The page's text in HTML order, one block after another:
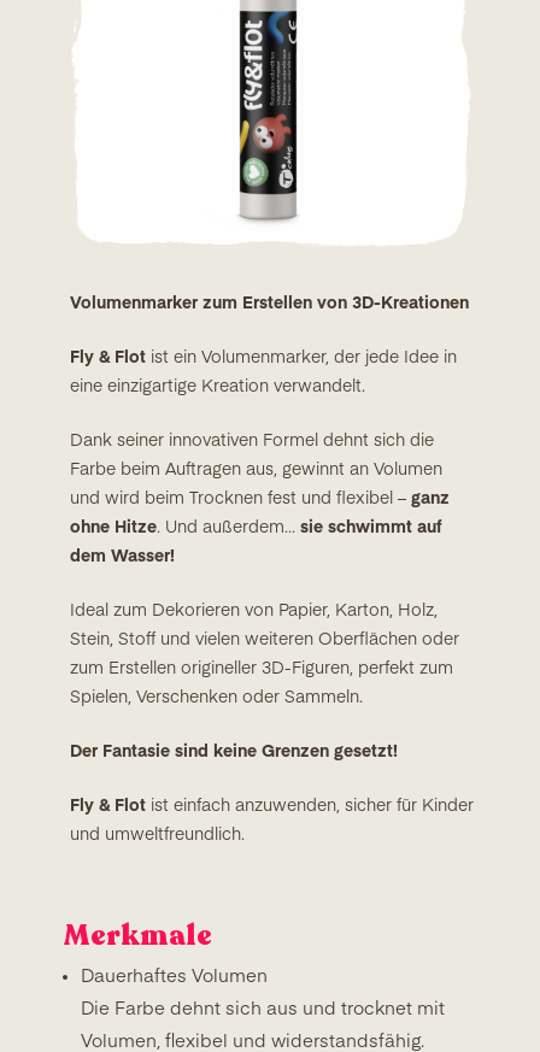
Volumenmarker zum Erstellen von 3D-Kreationen
Fly & Flot ist ein Volumenmarker, der jede Idee in
eine einzigartige Kreation verwandelt.
Dank seiner innovativen Formel dehnt sich die
Farbe beim Auftragen aus, gewinnt an Volumen
und wird beim Trocknen fest und flexibel – ganz
ohne Hitze. Und außerdem… sie schwimmt auf
dem Wasser!
Ideal zum Dekorieren von Papier, Karton, Holz,
Stein, Stoff und vielen weiteren Oberflächen oder
zum Erstellen origineller 3D-Figuren, perfekt zum
Spielen, Verschenken oder Sammeln.
Der Fantasie sind keine Grenzen gesetzt!
Fly & Flot ist einfach anzuwenden, sicher für Kinder
und umweltfreundlich.
Merkmale
Dauerhaftes Volumen
Die Farbe dehnt sich aus und trocknet mit
Volumen, flexibel und widerstandsfähig.